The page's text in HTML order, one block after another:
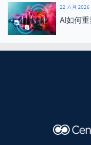
22 六月 2026
AI如何